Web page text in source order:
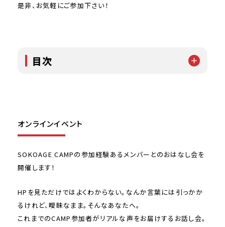
是非、お気軽にご参加下さい！
オンライン説明会
動画によるプログラム紹介
オンラインイベント
SOKOAGE CAMPの参加経験あるメンバーとのおはなし会を
開催します！
HPを見ただけではよくわからない。なんか言葉には引っかか
るけれど、曖昧なまま。そんなあなたへ。
これまでのCAMP参加者がリアルな声をお届けするお話し会。